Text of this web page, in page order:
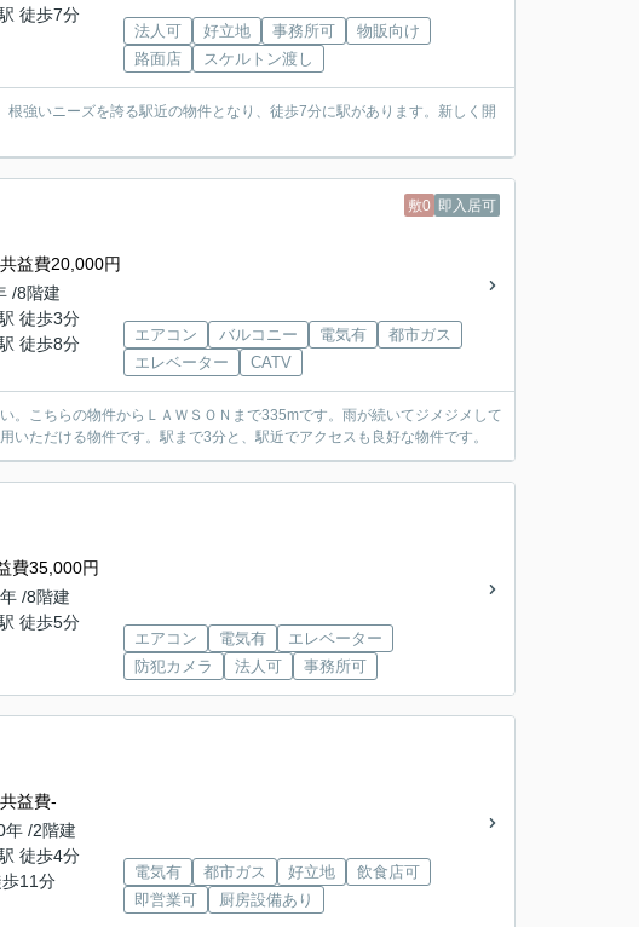
徒歩7分
法人可 好立地 事務所可
物販向け
路面店
スケルトン渡し
強いニーズを誇る駅近の物件となり、徒歩7分に駅があります。新しく開
敷0 即入居可
益費20,000円
/8階建
徒歩3分
徒歩8分 エアコン バルコニー 電気有
都市ガス
エレベーター
CATV
。こちらの物件からＬＡＷＳＯＮまで335mです。雨が続いてジメジメして
ただける物件です。駅まで3分と、駅近でアクセスも良好な物件です。
費35,000円
/8階建
徒歩5分
エアコン 電気有
エレベーター
防犯カメラ
法人可 事務所可
益費-
年 /2階建
徒歩4分
歩11分 電気有 都市ガス 好立地
飲食店可
即営業可
厨房設備あり